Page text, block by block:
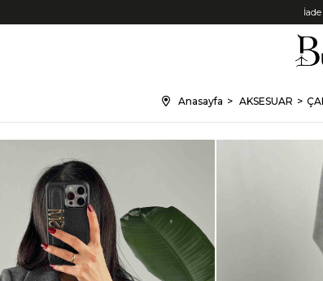
Tüm Kredi
Anasayfa AKSESUAR